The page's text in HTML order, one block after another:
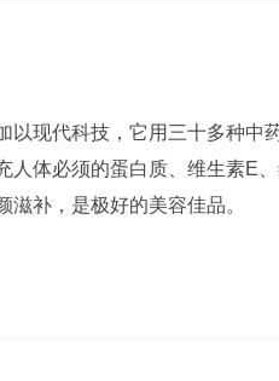
以现代科技，它用三十多种
人体必须的蛋白质、维生素E
滋补，是极好的美容佳品。